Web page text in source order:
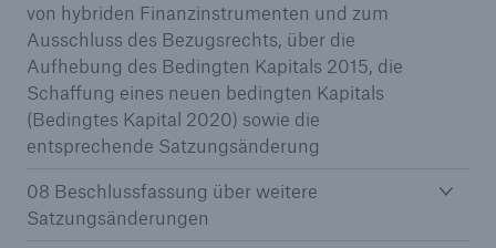
von hybriden Finanzinstrumenten und zum
Ausschluss des Bezugsrechts, über die
Aufhebung des Bedingten Kapitals 2015, die
Schaffung eines neuen bedingten Kapitals
(Bedingtes Kapital 2020) sowie die
entsprechende Satzungsänderung
08 Beschlussfassung über weitere
Satzungsänderungen